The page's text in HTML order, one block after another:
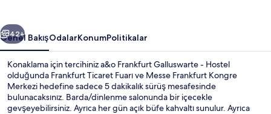
Sonraki
42+
Genel BakışOdalarKonumPolitikalar
Konaklama için tercihiniz a&o Frankfurt Galluswarte - Hostel
olduğunda Frankfurt Ticaret Fuarı ve Messe Frankfurt Kongre
Merkezi hedefine sadece 5 dakikalık sürüş mesafesinde
bulunacaksınız. Barda/dinlenme salonunda bir içecekle
gevşeyebilirsiniz. Ayrıca her gün açık büfe kahvaltı sunulur. Ayrıca